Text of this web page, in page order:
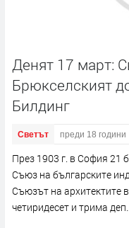
Денят 17 март:
Брюкселският
Билдинг
Светът преди 18 години
През 1903 г. в София 21
Съюз на българските
Съюзът на архитектите
четиридесет и трима